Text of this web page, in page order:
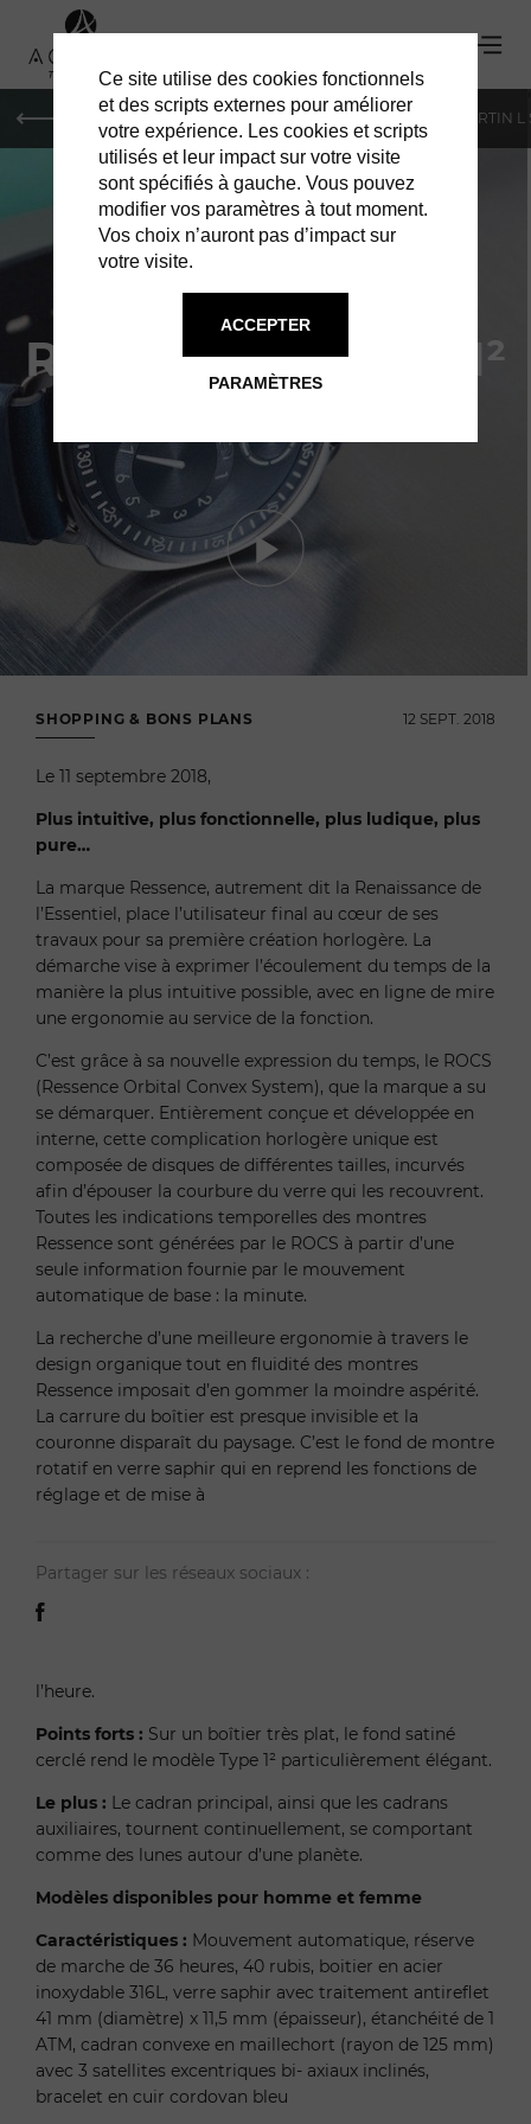
MONACO GENÈVE ST-MARTIN
RESSENCE : TYPE 1²
"SQUARED"
SHOPPING & BONS PLANS 12 SEPT. 2018
Le 11 septembre 2018,
Plus intuitive, plus fonctionnelle, plus ludique, plus
pure…
La marque Ressence, autrement dit la Renaissance de
l’Essentiel, place l’utilisateur final au cœur de ses
travaux pour sa première création horlogère. La
démarche vise à exprimer l’écoulement du temps de la
manière la plus intuitive possible, avec en ligne de mire
une ergonomie au service de la fonction.
C’est grâce à sa nouvelle expression du temps, le ROCS
(Ressence Orbital Convex System), que la marque a su
se démarquer. Entièrement conçue et développée en
interne, cette complication horlogère unique est
composée de disques de différentes tailles, incurvés
afin d’épouser la courbure du verre qui les recouvrent.
Toutes les indications temporelles des montres
Ressence sont générées par le ROCS à partir d’une
seule information fournie par le mouvement
automatique de base : la minute.
La recherche d’une meilleure ergonomie à travers le
design organique tout en fluidité des montres
Ressence imposait d’en gommer la moindre aspérité.
La carrure du boîtier est presque invisible et la
couronne disparaît du paysage. C’est le fond de montre
rotatif en verre saphir qui en reprend les fonctions de
réglage et de mise à
Partager sur les réseaux sociaux :
l’heure.
Points forts : Sur un boîtier très plat, le fond satiné
cerclé rend le modèle Type 1² particulièrement élégant.
Le plus : Le cadran principal, ainsi que les cadrans
auxiliaires, tournent continuellement, se comportant
comme des lunes autour d’une planète.
Modèles disponibles pour homme et femme
Caractéristiques : Mouvement automatique, réserve
de marche de 36 heures, 40 rubis, boitier en acier
inoxydable 316L, verre saphir avec traitement antireflet
41 mm (diamètre) x 11,5 mm (épaisseur), étanchéité de 1
ATM, cadran convexe en maillechort (rayon de 125 mm)
avec 3 satellites excentriques bi- axiaux inclinés,
bracelet en cuir cordovan bleu
Ce site utilise des cookies fonctionnels
et des scripts externes pour améliorer
votre expérience. Les cookies et scripts
utilisés et leur impact sur votre visite
sont spécifiés à gauche. Vous pouvez
modifier vos paramètres à tout moment.
Vos choix n’auront pas d’impact sur
votre visite.
PARAMÈTRES
ACCEPTER